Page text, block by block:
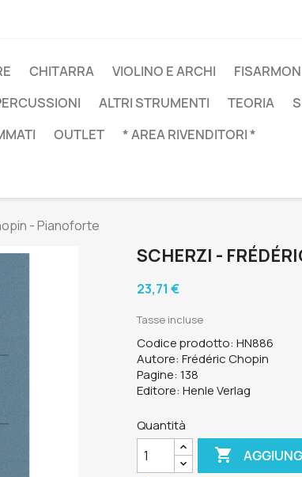
CHITARRA VIOLINO E ARCHI
ALTRI STRUMENTI TEORIA
OUTLET * AREA RIVENDITORI *
- Pianoforte
SCHERZI -
23,71 €
Tasse incluse
Codice prodotto: HN886
Autore: Frédéric Chopin
Pagine: 138
Editore: Henle Verlag
Quantità
